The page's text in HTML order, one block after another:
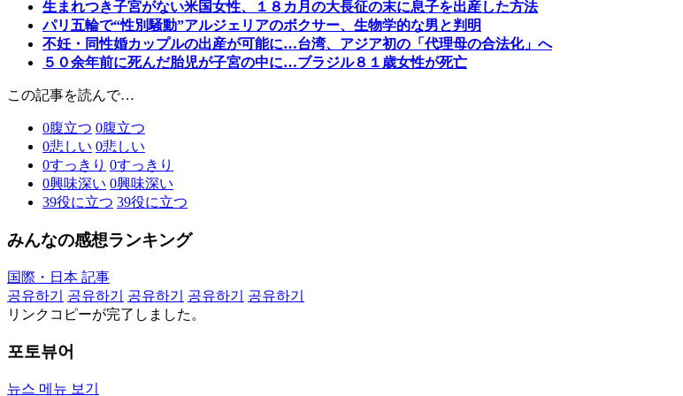
生まれつき子宮がない米国女性、１８カ月の大長征の末に息子を出産した方法
パリ五輪で“性別騒動”アルジェリアのボクサー、生物学的な男と判明
不妊・同性婚カップルの出産が可能に…台湾、アジア初の「代理母の合法化」へ
５０余年前に死んだ胎児が子宮の中に…ブラジル８１歳女性が死亡
この記事を読んで…
0腹立つ 0腹立つ
0悲しい 0悲しい
0すっきり 0すっきり
0興味深い 0興味深い
39役に立つ 39役に立つ
みんなの感想ランキング
国際・日本 記事
공유하기
공유하기 공유하기 공유하기
공유하기
リンクコピーが完了しました。
포토뷰어
뉴스 메뉴 보기